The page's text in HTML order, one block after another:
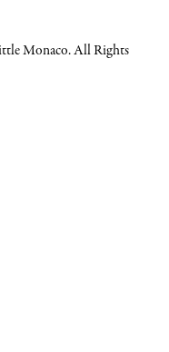
Monaco. All Rights